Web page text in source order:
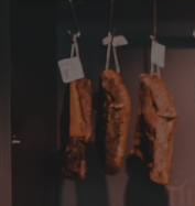
Dorothea
Sehr